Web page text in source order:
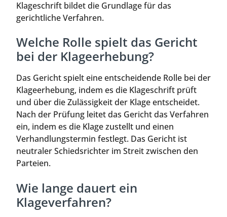
Klageschrift bildet die Grundlage für das
gerichtliche Verfahren.
Welche Rolle spielt das Gericht
bei der Klageerhebung?
Das Gericht spielt eine entscheidende Rolle bei der
Klageerhebung, indem es die Klageschrift prüft
und über die Zulässigkeit der Klage entscheidet.
Nach der Prüfung leitet das Gericht das Verfahren
ein, indem es die Klage zustellt und einen
Verhandlungstermin festlegt. Das Gericht ist
neutraler Schiedsrichter im Streit zwischen den
Parteien.
Wie lange dauert ein
Klageverfahren?